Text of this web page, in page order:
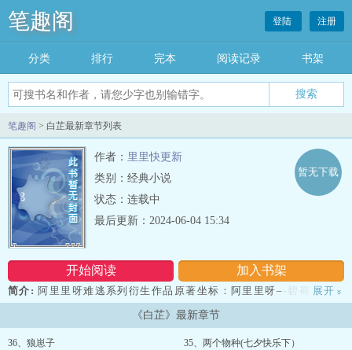
笔趣阁 登陆 注册
分类 排行 完本 阅读记录 书架
笔趣阁 > 白芷最新章节列表
作者： 里里快更新
类别：经典小说
状态：连载中
开始阅读 加入书架
暂无下载
最后更新：2024-06-04 15:34
简介: 阿里里呀难逃系列衍生作品原著坐标：阿里里呀—碧荷（一定
要看阿，超好看）生活就像是强jian犯，如果你无法抵抗，那就闭眼
享受吧白芷是个无神论者，但是走在路上好好的，就被车撞了。然后
穿越到了她最近正在看的18禁小说中。她想着做个近距离看热闹的看
展开 »
《白芷》最新章节
36、狼崽子 35、两个物种(七夕快乐下）